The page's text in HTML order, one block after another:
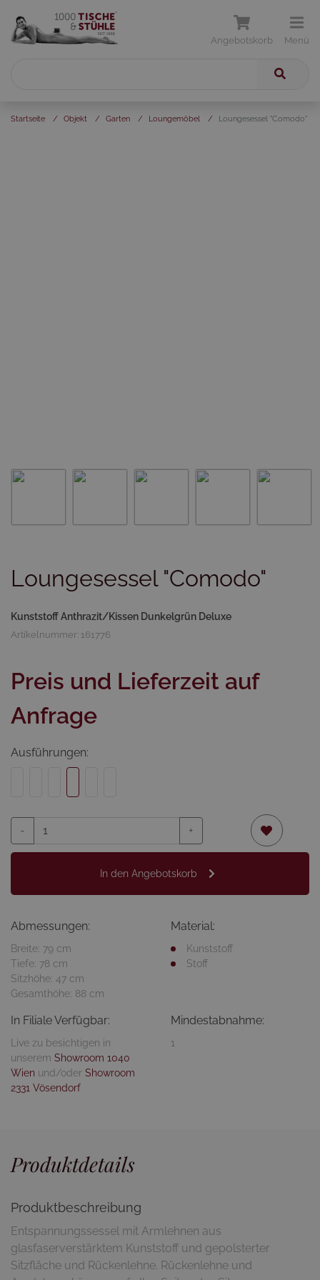
Angebotskorb Menü
Startseite / Objekt / Garten / Loungemöbel / Loungesessel "Comodo"
Loungesessel "Comodo"
Kunststoff Anthrazit/Kissen Dunkelgrün Deluxe
Artikelnummer: 161776
Preis und Lieferzeit auf
Anfrage
Ausführungen:
- +
In den Angebotskorb
Abmessungen:
Breite: 79 cm
Tiefe: 78 cm
Sitzhöhe: 47 cm
Gesamthöhe: 88 cm
Material:
Kunststoff
Stoff
In Filiale Verfügbar:
Live zu besichtigen in
unserem Showroom 1040
Wien und/oder Showroom
2331 Vösendorf
Mindestabnahme:
1
Produktdetails
Produktbeschreibung
Entspannungssessel mit Armlehnen aus
glasfaserverstärktem Kunststoff und gepolsterter
Sitzfläche und Rückenlehne. Rückenlehne und